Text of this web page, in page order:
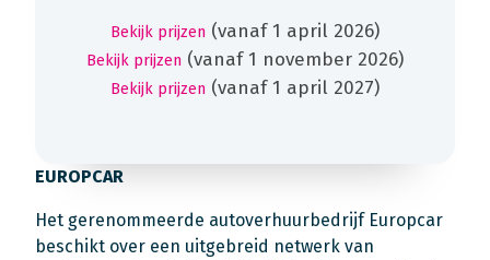
Bekijk prijzen (vanaf 1 april 2026)
Bekijk prijzen (vanaf 1 november 2026)
Bekijk prijzen (vanaf 1 april 2027)
EUROPCAR
Het gerenommeerde autoverhuurbedrijf Europcar
beschikt over een uitgebreid netwerk van